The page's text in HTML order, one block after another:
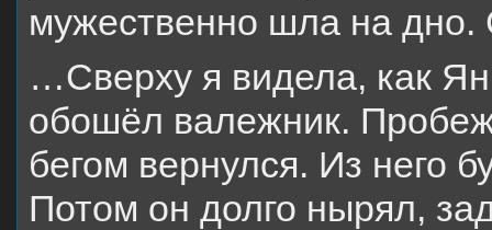
мужественно шла на
…Сверху я видела, как
обошёл валежник.
бегом вернулся. Из него
Потом он долго нырял,